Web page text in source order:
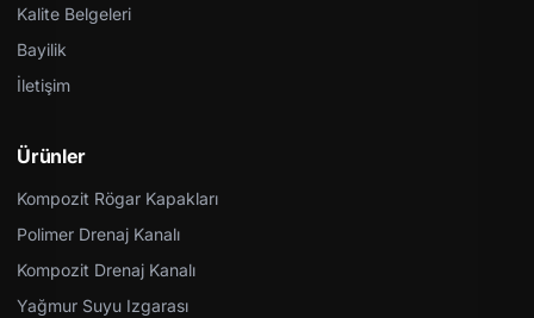
Kalite Belgeleri
Bayilik
İletişim
Ürünler
Kompozit Rögar Kapakları
Polimer Drenaj Kanalı
Kompozit Drenaj Kanalı
Yağmur Suyu Izgarası